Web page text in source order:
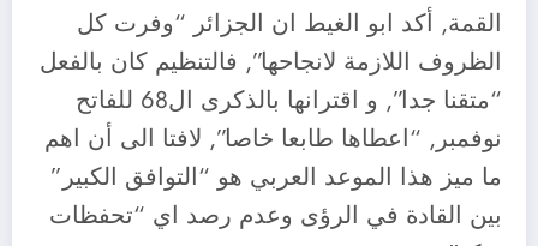
القمة, أكد ابو الغيط ان الجزائر “وفرت كل
الظروف اللازمة لانجاحها”, فالتنظيم كان بالفعل
“متقنا جدا”, و اقترانها بالذكرى ال68 للفاتح
نوفمبر, “اعطاها طابعا خاصا”, لافتا الى أن اهم
ما ميز هذا الموعد العربي هو “التوافق الكبير”
بين القادة في الرؤى وعدم رصد اي “تحفظات